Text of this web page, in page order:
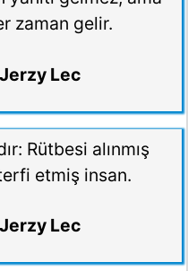
zaman gelir.
Lec
Rütbesi alınmış
etmiş insan.
Lec